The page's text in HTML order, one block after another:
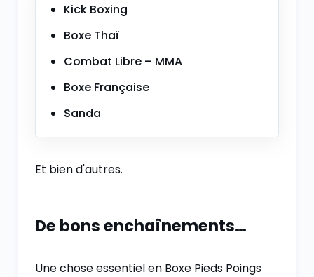
Kick Boxing
Boxe Thaï
Combat Libre – MMA
Boxe Française
Sanda
Et bien d'autres.
De bons enchaînements…
Une chose essentiel en Boxe Pieds Poings